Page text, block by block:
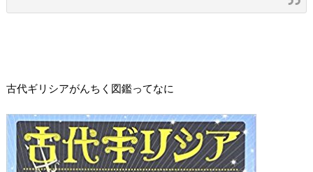
古代ギリシアがんちく図鑑ってなに